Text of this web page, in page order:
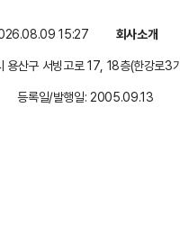
15:27 회사소개
용산구 서빙고로 17, 18층(한강로3
등록일/발행일: 2005.09.13